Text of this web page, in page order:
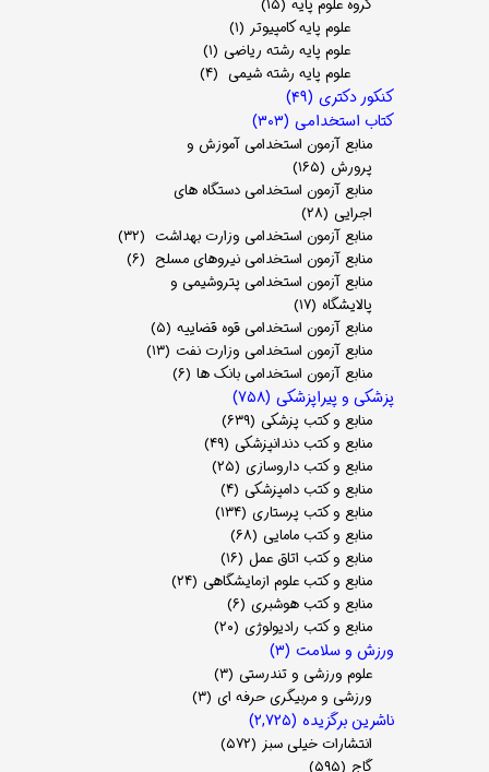
گروه علوم پایه (۱۵)
علوم پایه کامپیوتر (۱)
علوم پایه رشته ریاضی (۱)
علوم پایه رشته شیمی (۴)
کنکور دکتری (۴۹)
کتاب استخدامی (۳۰۳)
منابع آزمون استخدامی آموزش و
پرورش (۱۶۵)
منابع آزمون استخدامی دستگاه های
اجرایی (۲۸)
منابع آزمون استخدامی وزارت بهداشت (۳۲)
منابع آزمون استخدامی نیروهای مسلح (۶)
منابع آزمون استخدامی پتروشیمی و
پالایشگاه (۱۷)
منابع آزمون استخدامی قوه قضاییه (۵)
منابع آزمون استخدامی وزارت نفت (۱۳)
منابع آزمون استخدامی بانک ها (۶)
پزشکی و پیراپزشکی (۷۵۸)
منابع و کتب پزشکی (۶۳۹)
منابع و کتب دندانپزشکی (۴۹)
منابع و کتب داروسازی (۲۵)
منابع و کتب دامپزشکی (۴)
منابع و کتب پرستاری (۱۳۴)
منابع و کتب مامایی (۶۸)
منابع و کتب اتاق عمل (۱۶)
منابع و کتب علوم ازمایشگاهی (۲۴)
منابع و کتب هوشبری (۶)
منابع و کتب رادیولوژی (۲۰)
ورزش و سلامت (۳)
علوم ورزشی و تندرستی (۳)
ورزشی و مربیگری حرفه ای (۳)
ناشرین برگزیده (۲,۷۲۵)
انتشارات خیلی سبز (۵۷۲)
گاج (۵۹۵)